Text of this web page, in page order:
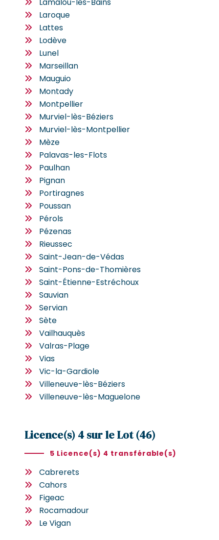
Laroque
Lattes
Lodève
Lunel
Marseillan
Mauguio
Montady
Montpellier
Murviel-lès-Béziers
Murviel-lès-Montpellier
Mèze
Palavas-les-Flots
Paulhan
Pignan
Portiragnes
Poussan
Pérols
Pézenas
Rieussec
Saint-Jean-de-Védas
Saint-Pons-de-Thomières
Saint-Étienne-Estréchoux
Sauvian
Servian
Sète
Vailhauquès
Valras-Plage
Vias
Vic-la-Gardiole
Villeneuve-lès-Béziers
Villeneuve-lès-Maguelone
Licence(s) 4 sur le Lot (46)
5 Licence(s) 4 transférable(s)
Cabrerets
Cahors
Figeac
Rocamadour
Le Vigan